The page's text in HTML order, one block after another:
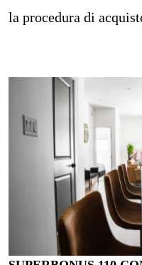
la procedura di